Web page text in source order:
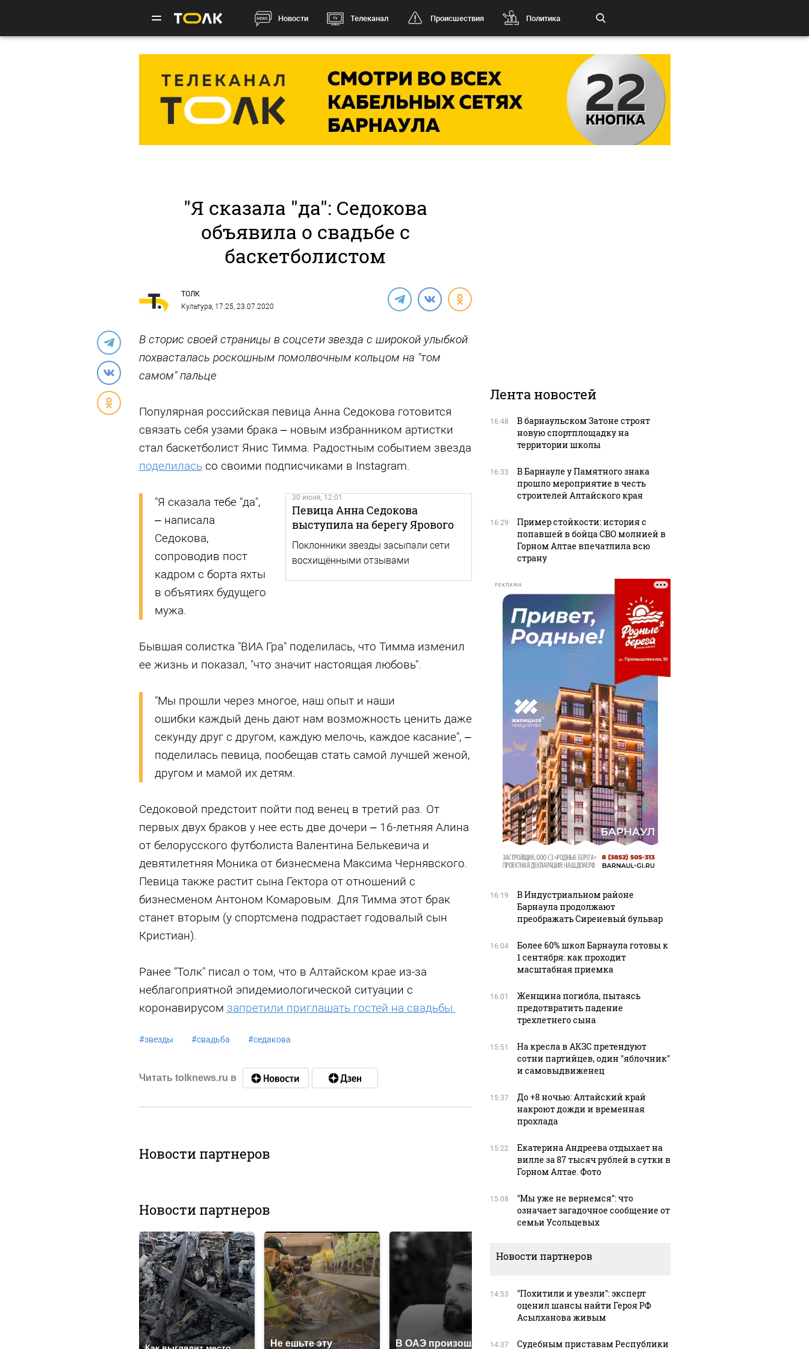
Новости Телеканал Происшествия Политика
"Я сказала "да": Седокова
объявила о свадьбе с
баскетболистом
ТОЛК
Культура, 17:25, 23.07.2020
В сторис своей страницы в соцсети звезда с широкой улыбкой
похвасталась роскошным помолвочным кольцом на "том
самом" пальце
Популярная российская певица Анна Седокова готовится
связать себя узами брака – новым избранником артистки
стал баскетболист Янис Тимма. Радостным событием звезда
поделиласьсо своими подписчиками в Instagram.
30 июня, 12:01
Певица Анна Седокова
выступила на берегу Ярового
Поклонники звезды засыпали сети
восхищёнными отзывами
"Я сказала тебе "да",
– написала
Седокова,
сопроводив пост
кадром с борта яхты
в объятиях будущего
мужа.
Бывшая солистка "ВИА Гра" поделилась, что Тимма изменил
ее жизнь и показал, "что значит настоящая любовь".
"Мы прошли через многое, наш опыт и наши
ошибки каждый день дают нам возможность ценить даже
секунду друг с другом, каждую мелочь, каждое касание", –
поделилась певица, пообещав стать самой лучшей женой,
другом и мамой их детям.
Седоковой предстоит пойти под венец в третий раз. От
первых двух браков у нее есть две дочери – 16-летняя Алина
от белорусского футболиста Валентина Белькевича и
девятилетняя Моника от бизнесмена Максима Чернявского.
Певица также растит сына Гектора от отношений с
бизнесменом Антоном Комаровым. Для Тимма этот брак
станет вторым (у спортсмена подрастает годовалый сын
Кристиан).
Ранее "Толк" писал о том, что в Алтайском крае из-за
неблагоприятной эпидемиологической ситуации с
коронавирусом запретили приглашать гостей на свадьбы.
#звезды #свадьба #седакова
Читать tolknews.ru в
Новости партнеров
Новости партнеров
Не ешьте эту
В ОАЭ произошло
Таких событий не
Лента новостей
16:48
В барнаульском Затоне строят
новую спортплощадку на
территории школы
16:33
В Барнауле у Памятного знака
прошло мероприятие в честь
строителей Алтайского края
16:29
Пример стойкости: история с
попавшей в бойца СВО молнией в
Горном Алтае впечатлила всю
страну
РЕКЛАМА
16:19
В Индустриальном районе
Барнаула продолжают
преображать Сиреневый бульвар
16:04
Более 60% школ Барнаула готовы к
1 сентября: как проходит
масштабная приемка
16:01
Женщина погибла, пытаясь
предотвратить падение
трехлетнего сына
15:51
На кресла в АКЗС претендуют
сотни партийцев, один "яблочник"
и самовыдвиженец
15:37
До +8 ночью: Алтайский край
накроют дожди и временная
прохлада
15:22
Екатерина Андреева отдыхает на
вилле за 87 тысяч рублей в сутки в
Горном Алтае. Фото
15:08
"Мы уже не вернемся": что
означает загадочное сообщение от
семьи Усольцевых
Новости партнеров
14:53
"Похитили и увезли": эксперт
оценил шансы найти Героя РФ
Асылханова живым
14:37
Судебным приставам Республики